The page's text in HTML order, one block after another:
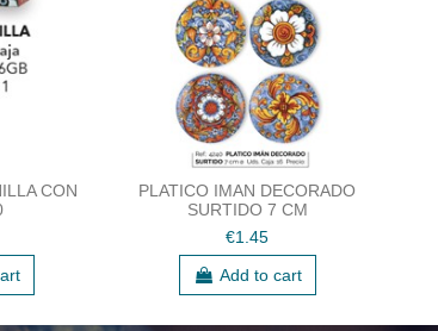
CON
PLATICO IMAN DECORADO
SURTIDO 7 CM
€1.45
Add to cart